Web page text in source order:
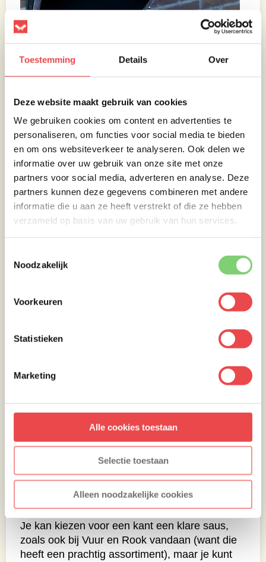
Toestemming Details Over
Deze website maakt gebruik van cookies
We gebruiken cookies om content en advertenties te
personaliseren, om functies voor social media te bieden
en om ons websiteverkeer te analyseren. Ook delen we
informatie over uw gebruik van onze site met onze
partners voor social media, adverteren en analyse. Deze
partners kunnen deze gegevens combineren met andere
informatie die u aan ze heeft verstrekt of die ze hebben
verzameld op basis van uw gebruik van hun services.
Noodzakelijk
Voorkeuren
Statistieken
Marketing
Alle cookies toestaan
Selectie toestaan
Alleen noodzakelijke cookies
indirecte sessie met een dometemperatuur
dometemperatuur te gebruiken, omdat het vel
bij je eerste hap, het vel in 1 keer van je
Bij 185°C krijg je een mooie “bite trough skin”
(zo noemen ze dat in het wedstrijdcircuit)
Saus
Nu de kiplollies op de barbecue liggen, is het
tijd om de saus voor te bereiden.
Je kan kiezen voor een kant een klare saus,
zoals ook bij Vuur en Rook vandaan (want die
heeft een prachtig assortiment), maar je kunt